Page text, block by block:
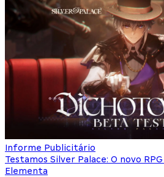
Informe Publicitário
Testamos Silver Palace: O novo
Elementa